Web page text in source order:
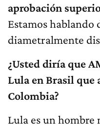
aprobación
Estamos hablando
diametralmente
¿Usted diría que
Lula en Brasil que
Colombia?
Lula es un hombre